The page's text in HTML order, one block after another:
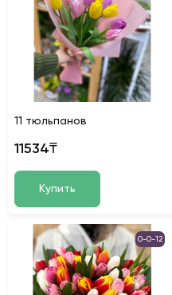
11 тюльпанов
11534₸
Купить
0-0-12